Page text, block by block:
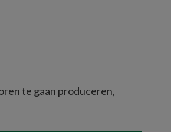
te gaan produceren,